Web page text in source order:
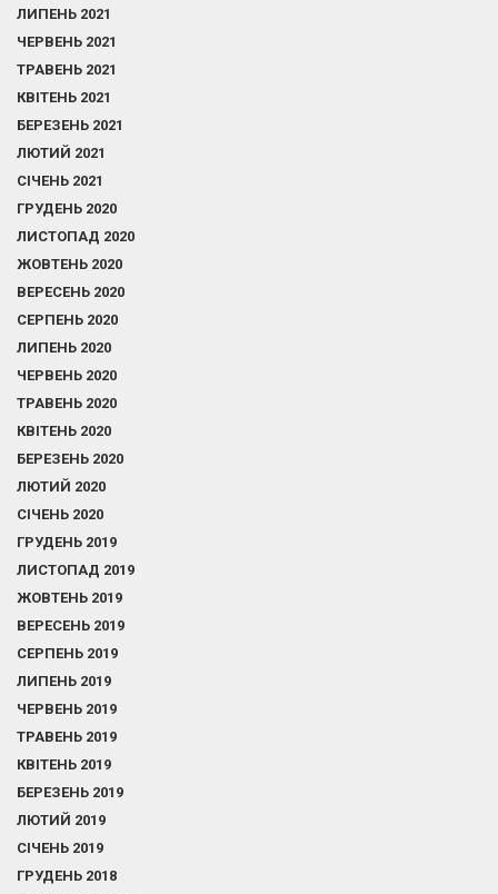
ЛИПЕНЬ 2021
ЧЕРВЕНЬ 2021
ТРАВЕНЬ 2021
КВІТЕНЬ 2021
БЕРЕЗЕНЬ 2021
ЛЮТИЙ 2021
СІЧЕНЬ 2021
ГРУДЕНЬ 2020
ЛИСТОПАД 2020
ЖОВТЕНЬ 2020
ВЕРЕСЕНЬ 2020
СЕРПЕНЬ 2020
ЛИПЕНЬ 2020
ЧЕРВЕНЬ 2020
ТРАВЕНЬ 2020
КВІТЕНЬ 2020
БЕРЕЗЕНЬ 2020
ЛЮТИЙ 2020
СІЧЕНЬ 2020
ГРУДЕНЬ 2019
ЛИСТОПАД 2019
ЖОВТЕНЬ 2019
ВЕРЕСЕНЬ 2019
СЕРПЕНЬ 2019
ЛИПЕНЬ 2019
ЧЕРВЕНЬ 2019
ТРАВЕНЬ 2019
КВІТЕНЬ 2019
БЕРЕЗЕНЬ 2019
ЛЮТИЙ 2019
СІЧЕНЬ 2019
ГРУДЕНЬ 2018